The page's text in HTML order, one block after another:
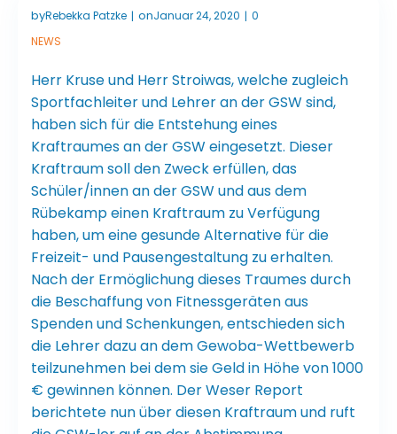
byRebekka Patzke | onJanuar 24, 2020 | 0
NEWS
Herr Kruse und Herr Stroiwas, welche zugleich
Sportfachleiter und Lehrer an der GSW sind,
haben sich für die Entstehung eines
Kraftraumes an der GSW eingesetzt. Dieser
Kraftraum soll den Zweck erfüllen, das
Schüler/innen an der GSW und aus dem
Rübekamp einen Kraftraum zu Verfügung
haben, um eine gesunde Alternative für die
Freizeit- und Pausengestaltung zu erhalten.
Nach der Ermöglichung dieses Traumes durch
die Beschaffung von Fitnessgeräten aus
Spenden und Schenkungen, entschieden sich
die Lehrer dazu an dem Gewoba-Wettbewerb
teilzunehmen bei dem sie Geld in Höhe von 1000
€ gewinnen können. Der Weser Report
berichtete nun über diesen Kraftraum und ruft